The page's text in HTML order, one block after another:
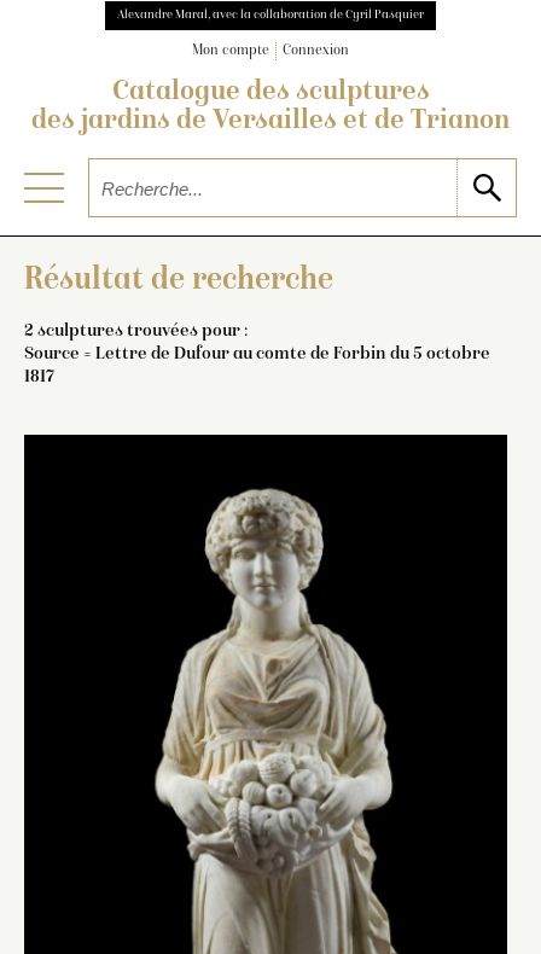
Alexandre Maral, avec la collaboration de Cyril Pasquier
Mon compte Connexion
Catalogue des sculptures
des jardins de Versailles et de Trianon
Résultat de recherche
2 sculptures trouvées pour :
Source = Lettre de Dufour au comte de Forbin du 5 octobre
1817